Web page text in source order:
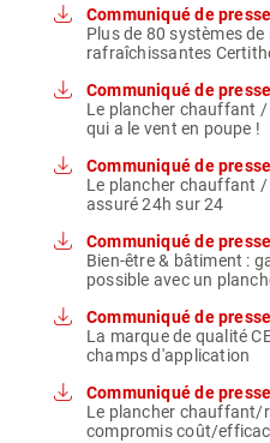
Communiqué de
Plus de 80 systèmes
rafraîchissantes
Communiqué de
Le plancher chauffant
qui a le vent en poupe !
Communiqué de
Le plancher chauffant
assuré 24h sur 24
Communiqué de
Bien-être & bâtiment :
possible avec un
Communiqué de
La marque de qualité
champs d'application
Communiqué de
Le plancher chauffant/
compromis coût/